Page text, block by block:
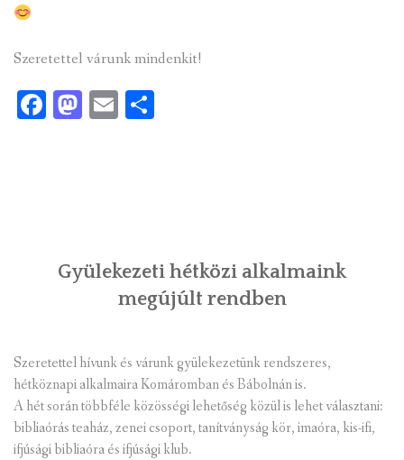
Szeretettel várunk mindenkit!
Facebook
Mastodon
Email
Gyülekezeti hétközi alkalmaink
megújúlt rendben
Szeretettel hívunk és várunk gyülekezetünk rendszeres,
hétköznapi alkalmaira Komáromban és Bábolnán is.
A hét során többféle közösségi lehetőség közül is lehet választani:
bibliaórás teaház, zenei csoport, tanítványság kör, imaóra, kis-ifi,
ifjúsági bibliaóra és ifjúsági klub.